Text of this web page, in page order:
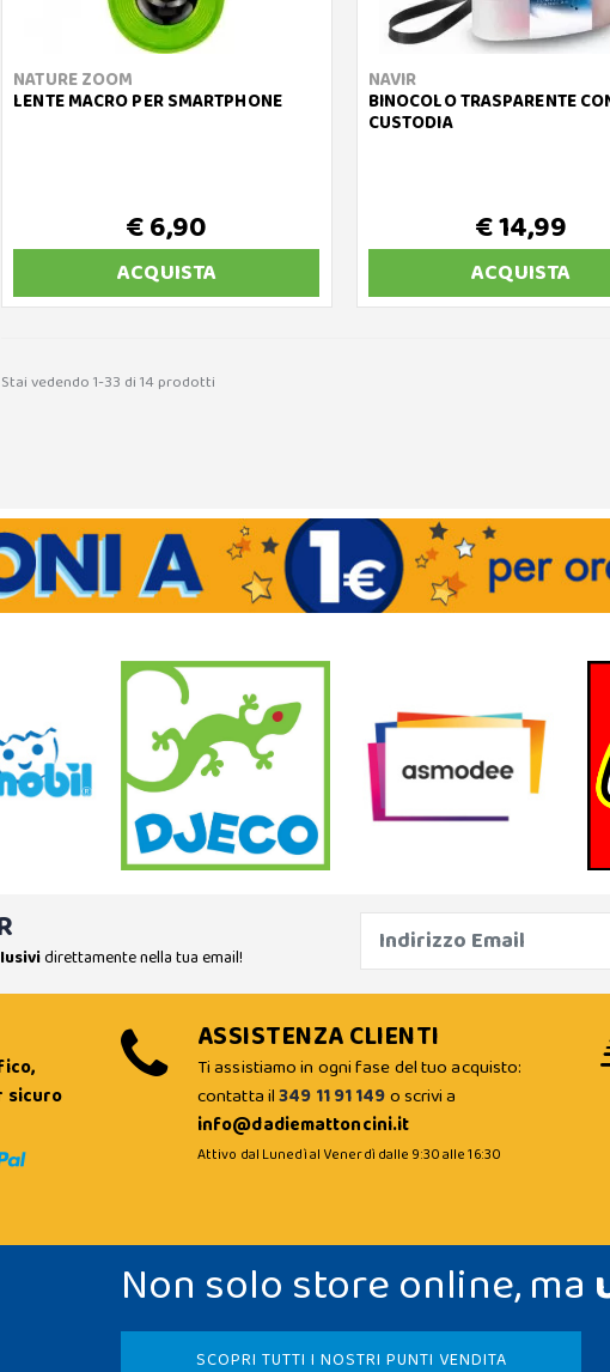
NATURE ZOOM
LENTE MACRO PER SMARTPHONE
€ 6,90
ACQUISTA
NAVIR
BINOCOLO TRASPARENTE
CUSTODIA
€ 14,99
ACQUISTA
Stai vedendo 1-33 di 14 prodotti
direttamente nella tua email!
sicuro
ASSISTENZA CLIENTI
Ti assistiamo in ogni fase del tuo acquisto:
contatta il349 11 91 149o scrivi a
info@dadiemattoncini.it
Attivo dal Lunedì al Venerdì dalle 9:30 alle 16:30
Non solo store online, ma
SCOPRI TUTTI I NOSTRI PUNTI VENDITA